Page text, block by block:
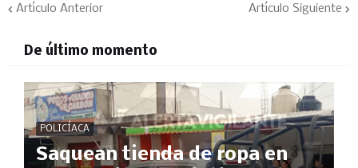
Artículo Anterior Artículo Siguiente
De último momento
POLICÍACA
Saquean tienda de ropa en